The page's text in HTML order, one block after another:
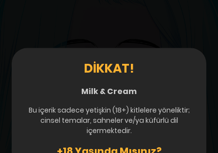
DIKKAT!
Milk & Cream
Bu içerik sadece yetişkin (18+) kitlelere yöneliktir;
cinsel temalar, sahneler ve/ya küfürlü dil
içermektedir.